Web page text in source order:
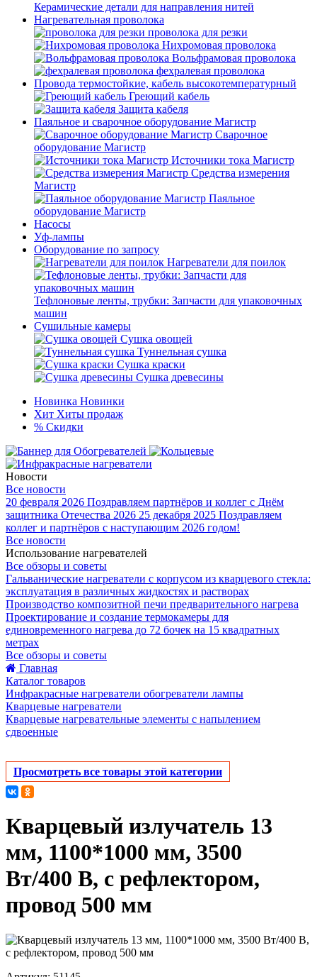
Керамические детали для направления нитей
Нагревательная проволока
проволока для резки
Нихромовая проволока
Вольфрамовая проволока
фехралевая проволока
Провода термостойкие, кабель высокотемпературный
Греющий кабель
Защита кабеля
Паяльное и сварочное оборудование Магистр
Сварочное
оборудование Магистр
Источники тока Магистр
Средства измерения
Магистр
Паяльное
оборудование Магистр
Насосы
Уф-лампы
Оборудование по запросу
Нагреватели для поилок
Тефлоновые ленты, трубки: Запчасти для упаковочных
машин
Сушильные камеры
Сушка овощей
Туннельная сушка
Сушка краски
Сушка древесины
Новинка Новинки
Хит Хиты продаж
% Скидки
Новости
Все новости
20 февраля 2026 Поздравляем партнёров и коллег с Днём
защитника Отечества 2026 25 декабря 2025 Поздравляем
коллег и партнёров с наступающим 2026 годом!
Все новости
Использование нагревателей
Все обзоры и советы
Гальванические нагреватели с корпусом из кварцевого стекла:
эксплуатация в различных жидкостях и растворах
Производство композитной печи предварительного нагрева
Проектирование и создание термокамеры для
единовременного нагрева до 72 бочек на 15 квадратных
метрах
Все обзоры и советы
Главная
Каталог товаров
Инфракрасные нагреватели обогреватели лампы
Кварцевые нагреватели
Кварцевые нагревательные элементы с напылением
сдвоенные
Просмотреть все товары этой категории
Кварцевый излучатель 13
мм, 1100*1000 мм, 3500
Вт/400 В, с рефлектором,
провод 500 мм